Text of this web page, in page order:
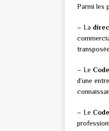
Parmi les
– La
– Le
d’une
– Le